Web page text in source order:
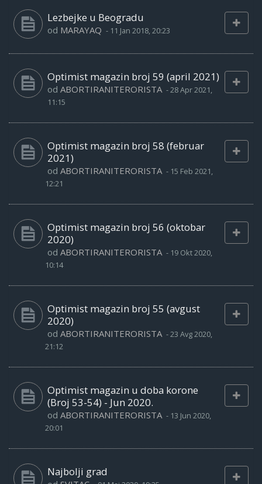
Lezbejke u Beogradu
od MARAYAQ - 11 Jan 2018, 20:23
Optimist magazin broj 59 (april 2021)
od ABORTIRANITERORISTA -28 Apr 2021,
11:15
Optimist magazin broj 58 (februar
2021)
od ABORTIRANITERORISTA - 15 Feb 2021,
12:21
Optimist magazin broj 56 (oktobar
2020)
od ABORTIRANITERORISTA - 19 Okt 2020,
10:14
Optimist magazin broj 55 (avgust
2020)
od ABORTIRANITERORISTA -23 Avg 2020,
21:12
Optimist magazin u doba korone
(Broj 53-54) - Jun 2020.
od ABORTIRANITERORISTA - 13 Jun 2020,
20:01
Najbolji grad